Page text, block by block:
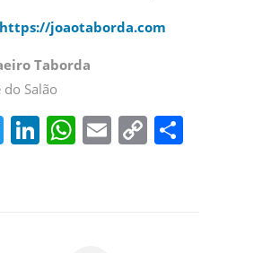
https://joaotaborda.com
Taborda
Salão
T Li W E C